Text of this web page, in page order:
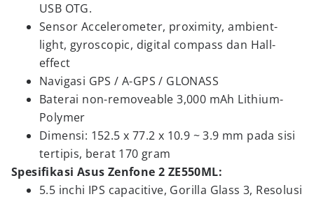
USB OTG.
Sensor Accelerometer, proximity, ambient-
light, gyroscopic, digital compass dan Hall-
effect
Navigasi GPS / A-GPS / GLONASS
Baterai non-removeable 3,000 mAh Lithium-
Polymer
Dimensi: 152.5 x 77.2 x 10.9 ~ 3.9 mm pada sisi
tertipis, berat 170 gram
Spesifikasi Asus Zenfone 2 ZE550ML:
5.5 inchi IPS capacitive, Gorilla Glass 3, Resolusi